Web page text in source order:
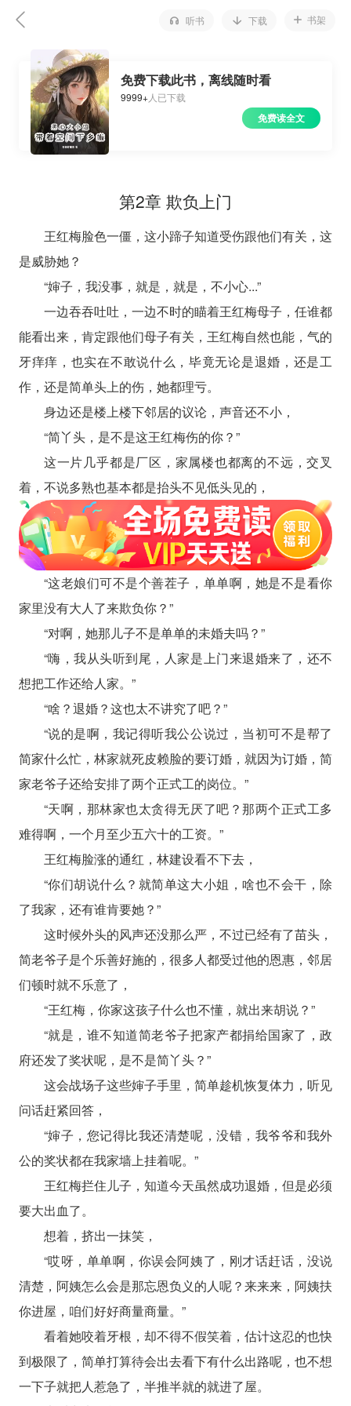
听书 下载 书架
免费下载此书，离线随时看
9999+人已下载
免费读全文
第2章 欺负上门
王红梅脸色一僵，这小蹄子知道受伤跟他们有关，这
是威胁她？
“婶子，我没事，就是，就是，不小心...”
一边吞吞吐吐，一边不时的瞄着王红梅母子，任谁都
能看出来，肯定跟他们母子有关，王红梅自然也能，气的
牙痒痒，也实在不敢说什么，毕竟无论是退婚，还是工
作，还是简单头上的伤，她都理亏。
身边还是楼上楼下邻居的议论，声音还不小，
“简丫头，是不是这王红梅伤的你？”
这一片几乎都是厂区，家属楼也都离的不远，交叉
着，不说多熟也基本都是抬头不见低头见的，
“这老娘们可不是个善茬子，单单啊，她是不是看你
家里没有大人了来欺负你？”
“对啊，她那儿子不是单单的未婚夫吗？”
“嗨，我从头听到尾，人家是上门来退婚来了，还不
想把工作还给人家。”
“啥？退婚？这也太不讲究了吧？”
“说的是啊，我记得听我公公说过，当初可不是帮了
简家什么忙，林家就死皮赖脸的要订婚，就因为订婚，简
家老爷子还给安排了两个正式工的岗位。”
“天啊，那林家也太贪得无厌了吧？那两个正式工多
难得啊，一个月至少五六十的工资。”
王红梅脸涨的通红，林建设看不下去，
“你们胡说什么？就简单这大小姐，啥也不会干，除
了我家，还有谁肯要她？”
这时候外头的风声还没那么严，不过已经有了苗头，
简老爷子是个乐善好施的，很多人都受过他的恩惠，邻居
们顿时就不乐意了，
“王红梅，你家这孩子什么也不懂，就出来胡说？”
“就是，谁不知道简老爷子把家产都捐给国家了，政
府还发了奖状呢，是不是简丫头？”
这会战场子这些婶子手里，简单趁机恢复体力，听见
问话赶紧回答，
“婶子，您记得比我还清楚呢，没错，我爷爷和我外
公的奖状都在我家墙上挂着呢。”
王红梅拦住儿子，知道今天虽然成功退婚，但是必须
要大出血了。
想着，挤出一抹笑，
“哎呀，单单啊，你误会阿姨了，刚才话赶话，没说
清楚，阿姨怎么会是那忘恩负义的人呢？来来来，阿姨扶
你进屋，咱们好好商量商量。”
看着她咬着牙根，却不得不假笑着，估计这忍的也快
到极限了，简单打算待会出去看下有什么出路呢，也不想
一下子就把人惹急了，半推半就的就进了屋。